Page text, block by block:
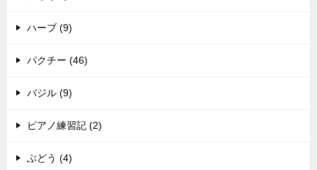
ハーブ (9)
パクチー (46)
バジル (9)
ピアノ練習記 (2)
ぶどう (4)